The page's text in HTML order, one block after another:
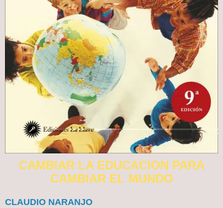
CAMBIAR LA EDUCACION PARA
CAMBIAR EL MUNDO
CLAUDIO NARANJO